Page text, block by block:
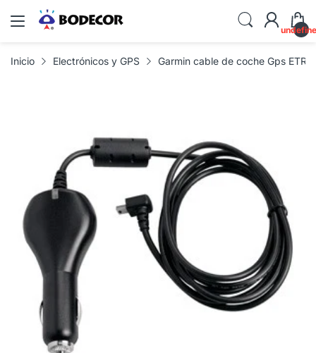
Inicio Electrónicos y GPS Garmin cable de coche Gps